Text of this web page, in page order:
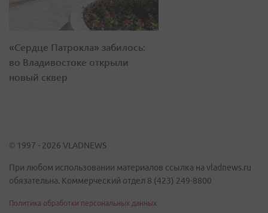
«Сердце Патрокла» забилось:
во Владивостоке открыли
новый сквер
© 1997 - 2026 VLADNEWS
При любом использовании материалов ссылка на vladnews.ru
обязательна. Коммерческий отдел 8 (423) 249-8800
Политика обработки персональных данных